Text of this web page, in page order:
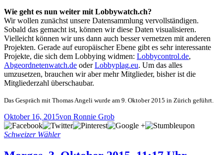
Wie geht es nun weiter mit Lobbywatch.ch?
Wir wollen zunächst unsere Datensammlung vervollständigen.
Sobald das gemacht ist, können wir diese Daten visualisieren.
Vielleicht können wir uns dann auch besser vernetzen mit anderen
Projekten. Gerade auf europäischer Ebene gibt es sehr interessante
Projekte, die sich dem Lobbying widmen: Lobbycontrol.de,
Abgeordnetenwatch.de oderLobbyplag.eu. Um das alles
umzusetzen, brauchen wir aber mehr Mitglieder, bisher ist die
Mitgliederzahl überschaubar.
Das Gespräch mit Thomas Angeli wurde am 9. Oktober 2015 in Zürich geführt.
Oktober 16, 2015von Ronnie Grob
Schweizer Wähler